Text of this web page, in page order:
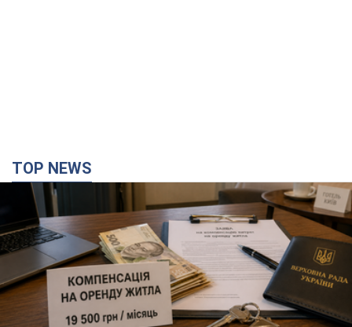
Нардепи взяли гроші з бюджету на оренду
елітних квартир у Києві: хто з парламентарів
просив кошти та де поселився
Як працює особлива соціальна гарантія та хто нею
користується
2 часа назад 16,3 т.